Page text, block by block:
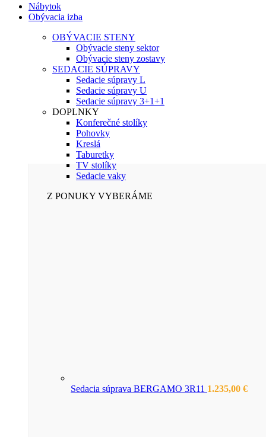
Nábytok
Obývacia izba
OBÝVACIE STENY
Obývacie steny sektor
Obývacie steny zostavy
SEDACIE SÚPRAVY
Sedacie súpravy L
Sedacie súpravy U
Sedacie súpravy 3+1+1
DOPLNKY
Konferečné stolíky
Pohovky
Kreslá
Taburetky
TV stolíky
Sedacie vaky
Z PONUKY VYBERÁME
Sedacia súprava BERGAMO 3R11 1.235,00 €